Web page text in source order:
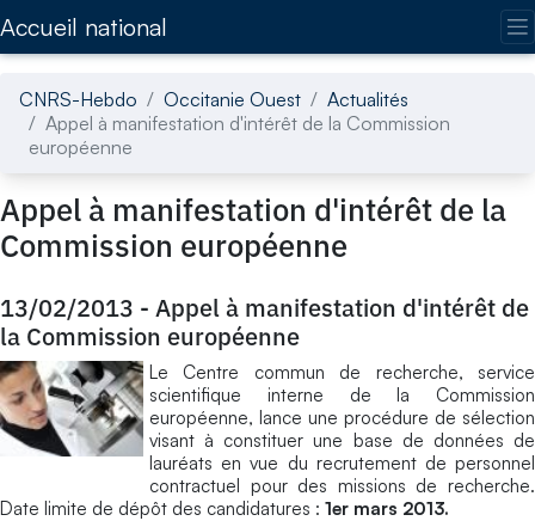
Accueil national
CNRS-Hebdo Occitanie Ouest
Actualités
Appel à manifestation d'intérêt de la Commission
européenne
Appel à manifestation d'intérêt de la
Commission européenne
13/02/2013 - Appel à manifestation d'intérêt de
la Commission européenne
Le Centre commun de recherche, service
scientifique interne de la Commission
européenne, lance une procédure de sélection
visant à constituer une base de données de
lauréats en vue du recrutement de personnel
contractuel pour des missions de recherche.
Date limite de dépôt des candidatures : 1er mars 2013.